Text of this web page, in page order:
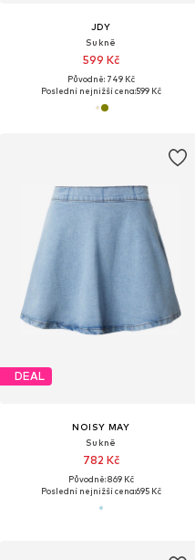
JDY
Sukně
599 Kč
Původně: 749 Kč
Poslední nejnižší cena:599 Kč
DEAL
NOISY MAY
Sukně
782 Kč
Původně: 869 Kč
Poslední nejnižší cena:695 Kč